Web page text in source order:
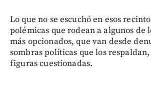
Lo que no se escuchó en esos
polémicas que rodean a algunos de
más opcionados, que van desde
sombras políticas que los
figuras cuestionadas.